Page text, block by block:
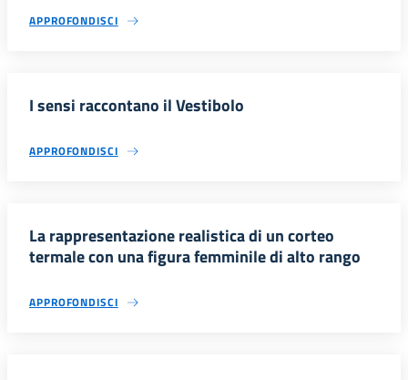
APPROFONDISCI
I sensi raccontano il Vestibolo
APPROFONDISCI
La rappresentazione realistica di un corteo
termale con una figura femminile di alto rango
APPROFONDISCI